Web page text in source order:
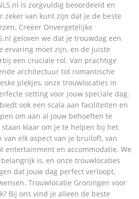
is zorgvuldig beoordeeld en
zeker van kunt zijn dat je de beste
Creëer Onvergetelijke
geloven we dat je trouwdag een
ervaring moet zijn, en de juiste
een cruciale rol. Van prachtige
architectuur tot romantische
plekjes, onze trouwlocaties in
setting voor jouw speciale dag.
ook een scala aan faciliteiten en
om aan al jouw behoeften te
klaar om je te helpen bij het
elk aspect van je bruiloft, van
entertainment en accommodatie. We
is, en onze trouwlocaties
dat jouw dag perfect verloopt,
Trouwlocatie Groningen voor
Bij ons vind je alleen de beste